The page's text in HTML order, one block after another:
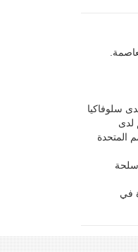
لدى سلوفاكيا
لدى
المتحدة
في